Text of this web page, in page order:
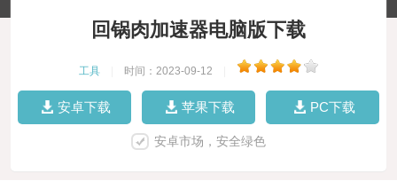
回锅肉加速器电脑版下载
工具 时间：2023-09-12
安卓下载 苹果下载 PC下载
安卓市场，安全绿色